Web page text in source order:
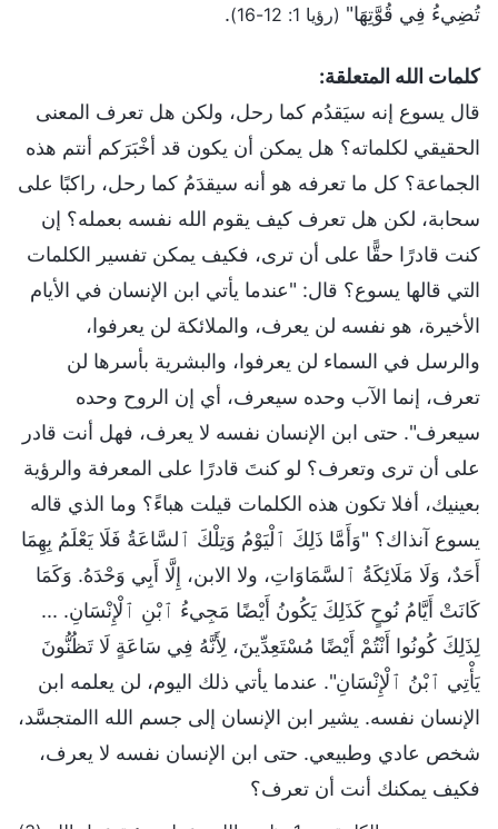
تُضِيءُ فِي قُوَّتِهَا" (رؤيا 1: 12-16) .
كلمات الله المتعلقة:
قال يسوع إنه سيَقدُم كما رحل، ولكن هل تعرف المعنى
الحقيقي لكلماته؟ هل يمكن أن يكون قد أخْبَرَكم أنتم هذه
الجماعة؟ كل ما تعرفه هو أنه سيقدَمُ كما رحل، راكبًا على
سحابة، لكن هل تعرف كيف يقوم الله نفسه بعمله؟ إن
كنت قادرًا حقًّا على أن ترى، فكيف يمكن تفسير الكلمات
التي قالها يسوع؟ قال: "عندما يأتي ابن الإنسان في الأيام
الأخيرة، هو نفسه لن يعرف، والملائكة لن يعرفوا،
والرسل في السماء لن يعرفوا، والبشرية بأسرها لن
تعرف، إنما الآب وحده سيعرف، أي إن الروح وحده
سيعرف". حتى ابن الإنسان نفسه لا يعرف، فهل أنت قادر
على أن ترى وتعرف؟ لو كنتَ قادرًا على المعرفة والرؤية
بعينيك، أفلا تكون هذه الكلمات قيلت هباءً؟ وما الذي قاله
يسوع آنذاك؟ "وَأَمَّا ذَلِكَ ٱلْيَوْمُ وَتِلْكَ ٱلسَّاعَةُ فَلَا يَعْلَمُ بِهِمَا
أَحَدٌ، وَلَا مَلَائِكَةُ ٱلسَّمَاوَاتِ، ولا الابن، إِلَّا أَبِي وَحْدَهُ. وَكَمَا
كَانَتْ أَيَّامُ نُوحٍ كَذَلِكَ يَكُونُ أَيْضًا مَجِيءُ ٱبْنِ ٱلْإِنْسَانِ. ...
لِذَلِكَ كُونُوا أَنْتُمْ أَيْضًا مُسْتَعِدِّينَ، لِأَنَّهُ فِي سَاعَةٍ لَا تَظُنُّونَ
يَأْتِي ٱبْنُ ٱلْإِنْسَانِ". عندما يأتي ذلك اليوم، لن يعلمه ابن
الإنسان نفسه. يشير ابن الإنسان إلى جسم الله االمتجسَّد،
شخص عادي وطبيعي. حتى ابن الإنسان نفسه لا يعرف،
فكيف يمكنك أنت أن تعرف؟